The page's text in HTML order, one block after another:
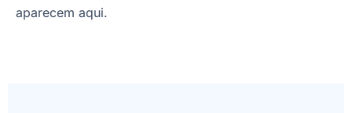
aparecem aqui.